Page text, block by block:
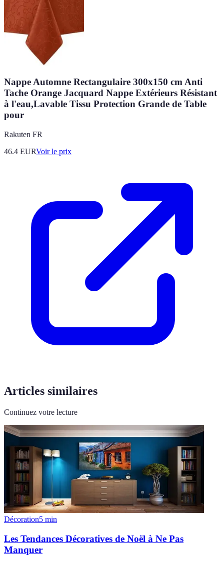
Nappe Automne Rectangulaire 300x150 cm Anti
Tache Orange Jacquard Nappe Extérieurs Résistant
à l'eau,Lavable Tissu Protection Grande de Table
pour
Rakuten FR
46.4 EURVoir le prix
Articles similaires
Continuez votre lecture
Décoration5 min
Les Tendances Décoratives de Noël à Ne Pas
Manquer